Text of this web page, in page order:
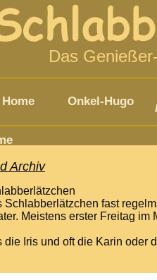
216.73.216.172 archiv.htm
Das
Home Onkel-Hugo
Archiv
Schlabberlätzchen fast
Meistens erster Freitag im
Iris und oft die Karin oder